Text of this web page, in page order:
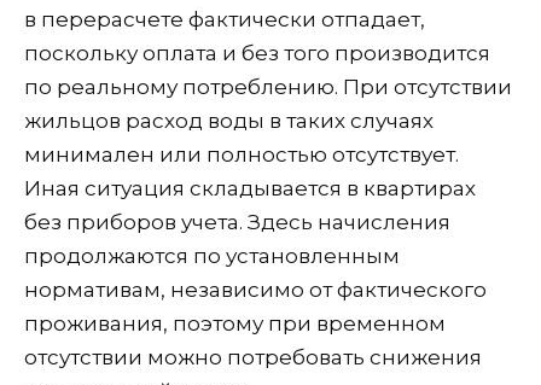
в перерасчете фактически отпадает,
поскольку оплата и без того производится
по реальному потреблению. При отсутствии
жильцов расход воды в таких случаях
минимален или полностью отсутствует.
Иная ситуация складывается в квартирах
без приборов учета. Здесь начисления
продолжаются по установленным
нормативам, независимо от фактического
проживания, поэтому при временном
отсутствии можно потребовать снижения